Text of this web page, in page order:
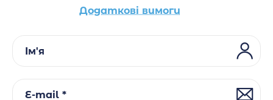
Додаткові вимоги
Ім'я
E-mail *